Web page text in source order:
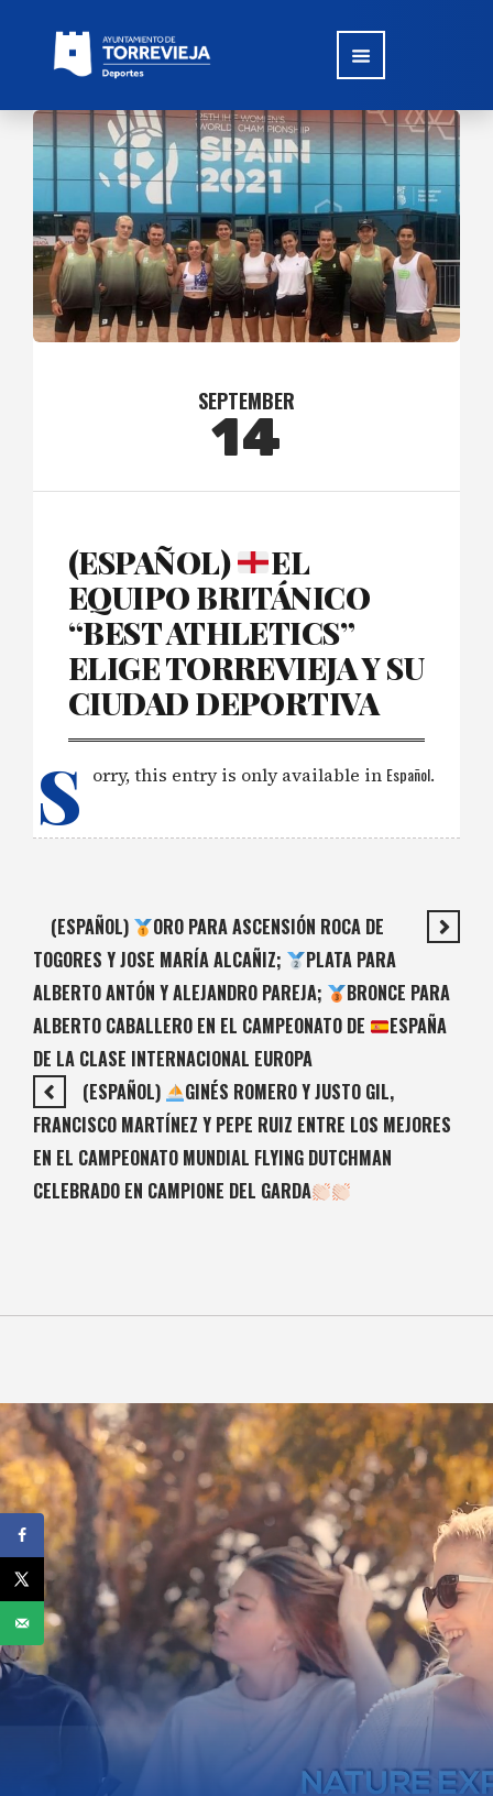
SEPTEMBER
14
(ESPAÑOL)
EL
EQUIPO BRITÁNICO
“BEST ATHLETICS”
ELIGE TORREVIEJA Y SU
CIUDAD DEPORTIVA
S orry, this entry is only available in Español.
(ESPAÑOL)
ORO PARA ASCENSIÓN ROCA DE
TOGORES Y JOSE MARÍA ALCAÑIZ;
PLATA PARA
ALBERTO ANTÓN Y ALEJANDRO PAREJA;
BRONCE PARA
ALBERTO CABALLERO EN EL CAMPEONATO DE
ESPAÑA
DE LA CLASE INTERNACIONAL EUROPA
(ESPAÑOL)
GINÉS ROMERO Y JUSTO GIL,
FRANCISCO MARTÍNEZ Y PEPE RUIZ ENTRE LOS MEJORES
EN EL CAMPEONATO MUNDIAL FLYING DUTCHMAN
CELEBRADO EN CAMPIONE DEL GARDA